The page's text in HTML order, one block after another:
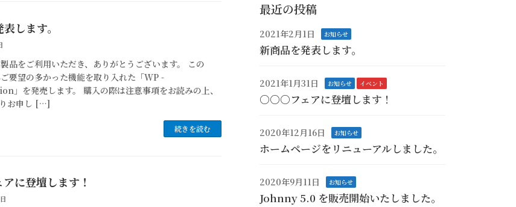
します。
品をご利用いただき、ありがとうございます。 この
要望の多かった機能を取り入れた「WP -
」を発売します。 購入の際は注意事項をお読みの上、
お申し […]
続きを読む
に登壇します！
最近の投稿
2021年2月1日 お知らせ
新商品を発表します。
2021年1月31日 お知らせ イベント
○○○フェアに登壇します！
2020年12月16日 お知らせ
ホームページをリニューアルしました。
2020年9月11日 お知らせ
Johnny 5.0 を販売開始いたしました。